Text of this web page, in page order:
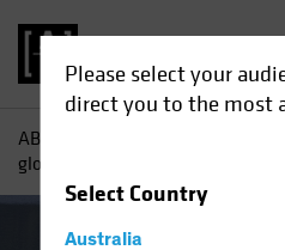
Please select your
direct you to the most
SelectCountry
Australia
AB
global: aterrizaje suave a la vista